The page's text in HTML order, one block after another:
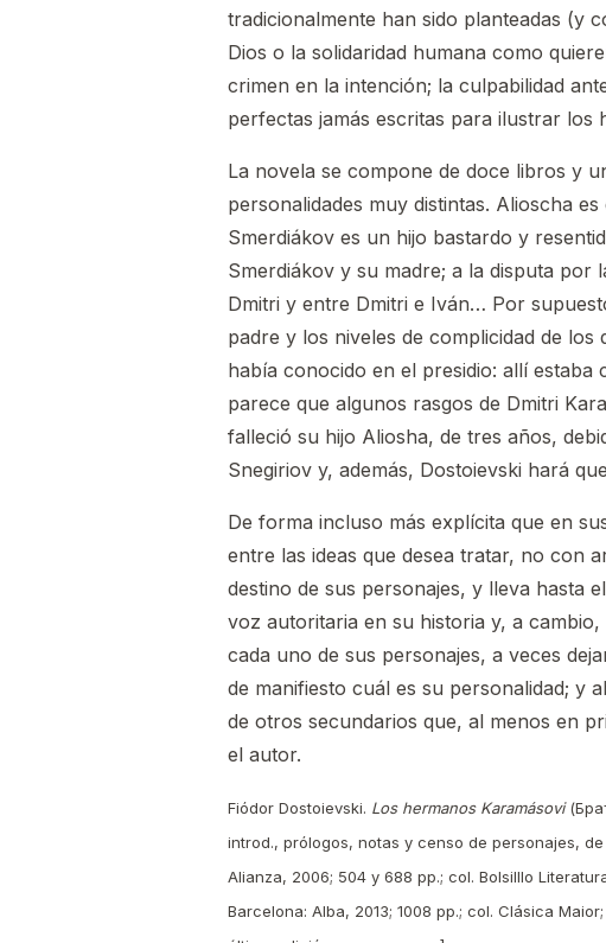
tradicionalmente han sido planteadas (y
Dios o la solidaridad humana como
crimen en la intención; la culpabilidad
perfectas jamás escritas para ilustrar
La novela se compone de doce libros y
personalidades muy distintas. Alioscha
Smerdiákov es un hijo bastardo y
Smerdiákov y su madre; a la disputa
Dmitri y entre Dmitri e Iván… Por
padre y los niveles de complicidad de
había conocido en el presidio: allí
parece que algunos rasgos de Dmitri
falleció su hijo Aliosha, de tres años,
Snegiriov y, además, Dostoievski hará
De forma incluso más explícita que en
entre las ideas que desea tratar, no con
destino de sus personajes, y lleva hasta
voz autoritaria en su historia y, a
cada uno de sus personajes, a veces
de manifiesto cuál es su personalidad; y
de otros secundarios que, al menos en
el autor.
Fiódor Dostoievski. Los hermanos Karamásovi
introd., prólogos, notas y censo de personajes,
Alianza, 2006; 504 y 688 pp.; col. Bolsilllo
Barcelona: Alba, 2013; 1008 pp.; col. Clásica